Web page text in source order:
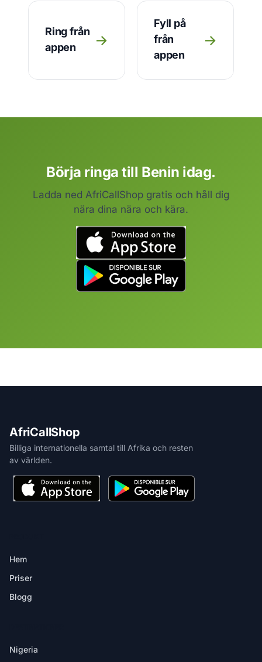
Ring från
appen
→
Fyll på
från
appen
→
Börja ringa till Benin idag.
Ladda ned AfriCallShop gratis och håll dig
nära dina nära och kära.
AfriCallShop
Billiga internationella samtal till Afrika och resten
av världen.
Hem
Priser
Blogg
Nigeria